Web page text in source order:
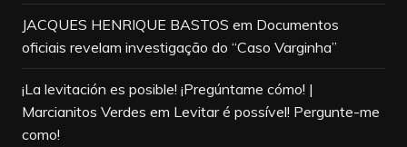
JACQUES HENRIQUE BASTOS em Documentos
oficiais revelam investigação do “Caso Varginha”
¡La levitación es posible! ¡Pregúntame cómo! |
Marcianitos Verdes em Levitar é possível! Pergunte-me
como!